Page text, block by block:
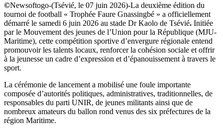
©Newsoftogo-(Tsévié, le 07 juin 2026)-La deuxième édition du
tournoi de football « Trophée Faure Gnassingbé » a officiellement
démarré le samedi 6 juin 2026 au stade Dr Kaolo de Tsévié. Initiée
par le Mouvement des jeunes de l’Union pour la République (MJU-
Maritime), cette compétition sportive d’envergure régionale entend
promouvoir les talents locaux, renforcer la cohésion sociale et offrir
à la jeunesse un cadre d’expression et d’épanouissement à travers le
sport.
La cérémonie de lancement a mobilisé une foule importante
composée d’autorités politiques, administratives, traditionnelles, de
responsables du parti UNIR, de jeunes militants ainsi que de
nombreux amateurs du ballon rond venus des six préfectures de la
région Maritime.